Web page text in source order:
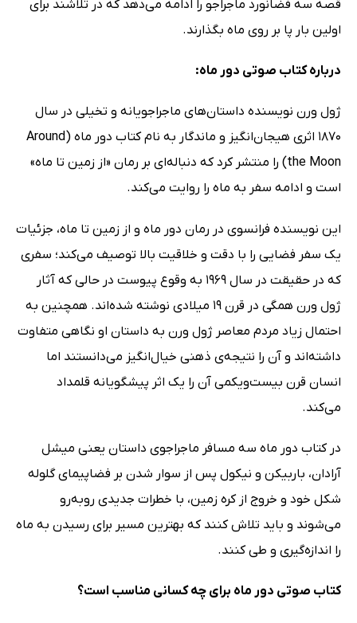
قصه سه فضانورد ماجراجو را ادامه می‌دهد که در تلاشند برای
اولین بار پا بر روی ماه بگذارند.
درباره کتاب صوتی دور ماه:
ژول ورن نویسنده داستان‌های ماجراجویانه و تخیلی در سال
1870 اثری هیجان‌انگیز و ماندگار به نام کتاب دور ماه (Around
the Moon) را منتشر کرد که دنباله‌ای بر رمان «از زمین تا ماه»
است و ادامه سفر به ماه را روایت می‌کند.
این نویسنده فرانسوی در رمان دور ماه و از زمین تا ماه، جزئیات
یک سفر فضایی را با دقت و خلاقیت بالا توصیف می‌کند؛ سفری
که در حقیقت در سال 1969 به وقوع پیوست در حالی که آثار
ژول ورن همگی در قرن 19 میلادی نوشته شده‌اند. همچنین به
احتمال زیاد مردم معاصر ژول ورن به داستان او نگاهی متفاوت
داشته‌اند و آن را نتیجه‌ی ذهنی خیال‌انگیز می‌دانستند اما
انسان قرن بیست‌ویکمی آن را یک اثر پیشگویانه قلمداد
می‌کند.
در کتاب دور ماه سه مسافر ماجراجوی داستان یعنی میشل
آرادان، باربیکن و نیکول پس از سوار شدن بر فضاپیمای گلوله
شکل خود و خروج از کره زمین، با خطرات جدیدی روبه‌رو
می‌شوند و باید تلاش کنند که بهترین مسیر برای رسیدن به ماه
را اندازه‌گیری و طی کنند.
کتاب صوتی دور ماه برای چه کسانی مناسب است؟